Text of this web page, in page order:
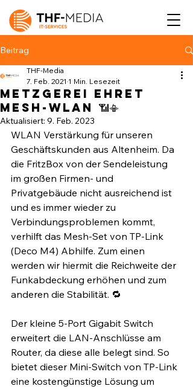
Beitrag
Metzgerei Ehret
Mesh-WLAN 📶📳
THF-Media
7. Feb. 2021 1 Min. Lesezeit
Aktualisiert: 9. Feb. 2023
WLAN Verstärkung für unseren
Geschäftskunden aus Altenheim. Da
die FritzBox von der Sendeleistung
im großen Firmen- und
Privatgebäude nicht ausreichend ist
und es immer wieder zu
Verbindungsproblemen kommt,
verhilft das Mesh-Set von TP-Link
(Deco M4) Abhilfe. Zum einen
werden wir hiermit die Reichweite der
Funkabdeckung erhöhen und zum
anderen die Stabilität. 🔁⁣
Der kleine 5-Port Gigabit Switch
erweitert die LAN-Anschlüsse am
Router, da diese alle belegt sind. So
bietet dieser Mini-Switch von TP-Link
eine kostengünstige Lösung um